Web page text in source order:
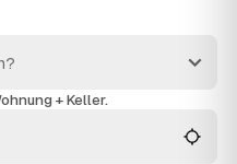
die Angebote
welches passt.
+ Keller.